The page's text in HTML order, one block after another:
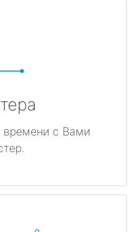
времени с Вами